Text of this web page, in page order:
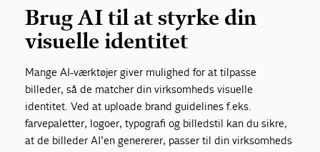
Brug AI til at styrke din
visuelle identitet
Mange AI-værktøjer giver mulighed for at tilpasse
billeder, så de matcher din virksomheds visuelle
identitet. Ved at uploade brand guidelines f.eks.
farvepaletter, logoer, typografi og billedstil kan du sikre,
at de billeder AI’en genererer, passer til din virksomheds